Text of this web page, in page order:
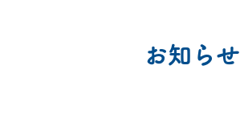
お知らせ